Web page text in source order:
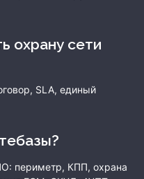
SLA, единый
периметр, КПП, охрана